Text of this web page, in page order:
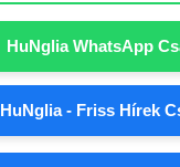
HuNglia WhatsApp
HuNglia - Friss Hírek